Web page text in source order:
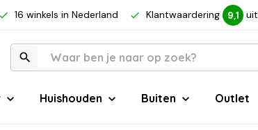
16 winkels in Nederland Klantwaardering 9,1 uit
Huishouden Buiten Outlet